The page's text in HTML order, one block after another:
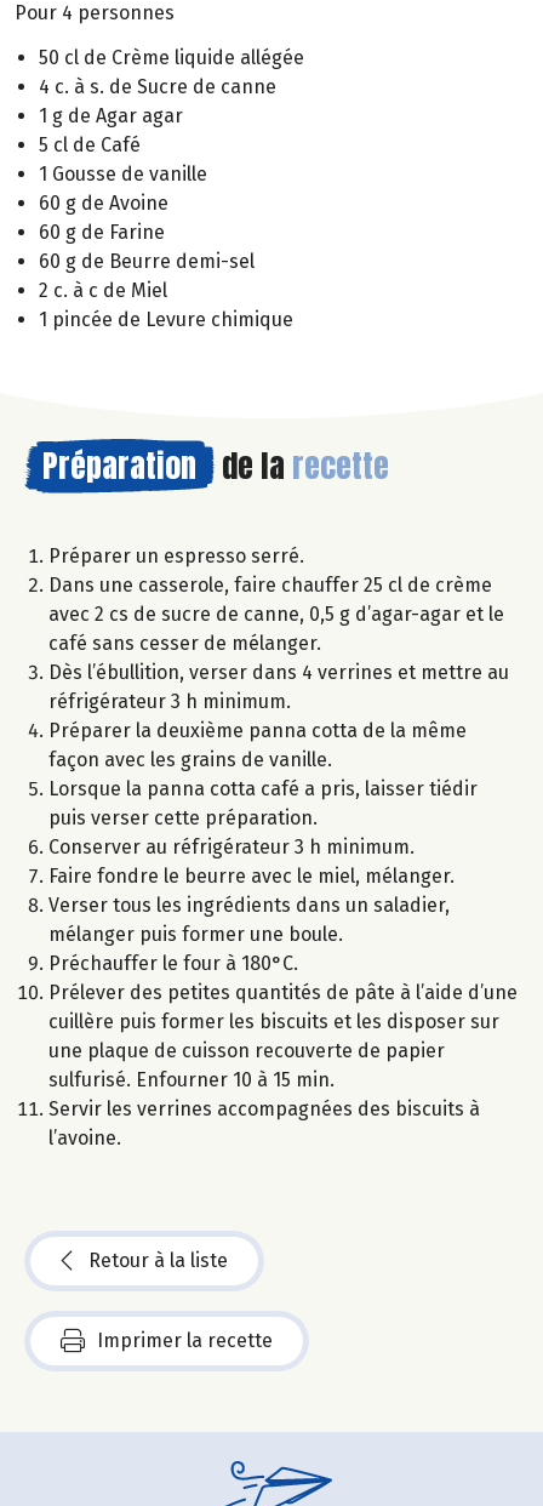
Pour 4 personnes
50 cl de Crème liquide allégée
4 c. à s. de Sucre de canne
1 g de Agar agar
5 cl de Café
1 Gousse de vanille
60 g de Avoine
60 g de Farine
60 g de Beurre demi-sel
2 c. à c de Miel
1 pincée de Levure chimique
Préparation de la recette
Préparer un espresso serré.
Dans une casserole, faire chauffer 25 cl de crème
avec 2 cs de sucre de canne, 0,5 g d’agar-agar et le
café sans cesser de mélanger.
Dès l’ébullition, verser dans 4 verrines et mettre au
réfrigérateur 3 h minimum.
Préparer la deuxième panna cotta de la même
façon avec les grains de vanille.
Lorsque la panna cotta café a pris, laisser tiédir
puis verser cette préparation.
Conserver au réfrigérateur 3 h minimum.
Faire fondre le beurre avec le miel, mélanger.
Verser tous les ingrédients dans un saladier,
mélanger puis former une boule.
Préchauffer le four à 180°C.
Prélever des petites quantités de pâte à l’aide d’une
cuillère puis former les biscuits et les disposer sur
une plaque de cuisson recouverte de papier
sulfurisé. Enfourner 10 à 15 min.
Servir les verrines accompagnées des biscuits à
l’avoine.
Retour à la liste
Imprimer la recette